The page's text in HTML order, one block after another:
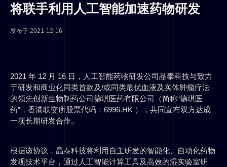
将联手利用人工智能加速药物研发
发布于 2021-12-16
2021 年 12 月 16 日，人工智能药物研发公司晶泰科技与致力
于研发和商业化同类首款及/或同类最优血液及实体肿瘤疗法
的领先创新生物制药公司德琪医药有限公司（简称“德琪医
药”，香港联交所股票代码：6996.HK ），共同宣布双方达成
一项长期研发合作。
根据该协议，晶泰科技将利用自主研发的智能化、自动化药物
发现技术平台，通过人工智能计算工具及高效的湿实验室研